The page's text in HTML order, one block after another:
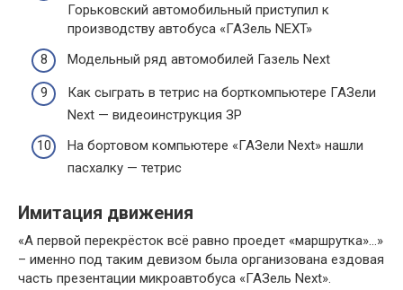
Горьковский автомобильный приступил к
производству автобуса «ГАЗель NEXT»
Модельный ряд автомобилей Газель Next
Как сыграть в тетрис на борткомпьютере ГАЗели
Next — видеоинструкция ЗР
На бортовом компьютере «ГАЗели Next» нашли
пасхалку — тетрис
Имитация движения
«А первой перекрёсток всё равно проедет «маршрутка»…»
– именно под таким девизом была организована ездовая
часть презентации микроавтобуса «ГАЗель Next».